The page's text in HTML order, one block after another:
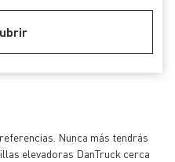
Nunca más tendrás
elevadoras DanTruck cerca